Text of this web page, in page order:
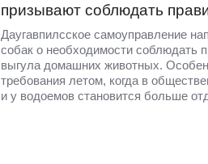
призывают соблюдать
Даугавпилсское самоуправление
собак о необходимости соблюдать
выгула домашних животных.
требования летом, когда в
и у водоемов становится больше